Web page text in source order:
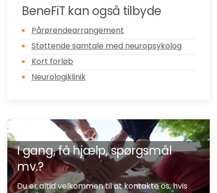
BeneFiT kan også tilbyde
Pårørendearrangement
Støttende samtale med neuropsykolog
Kort forløb
Neurologiklinik
I gang, få hjælp, spørgsmål
mv.?
Du er altid velkommen til at kontakte os, hvis